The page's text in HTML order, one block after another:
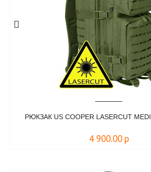
РЮКЗАК US COOPER LASERCUT
4 900.00 р